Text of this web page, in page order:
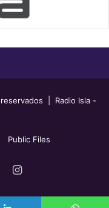
| Radio Isla -
Public Files
Instagram